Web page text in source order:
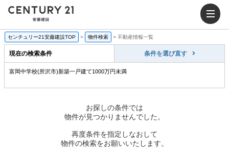
センチュリー21安藤建設TOP > 物件検索 > 不動産情報一覧
現在の検索条件 条件を選び直す
富岡中学校(所沢市)新築一戸建て1000万円未満
お探しの条件では
物件が見つかりませんでした。
再度条件を指定しなおして
物件の検索をお願いいたします。